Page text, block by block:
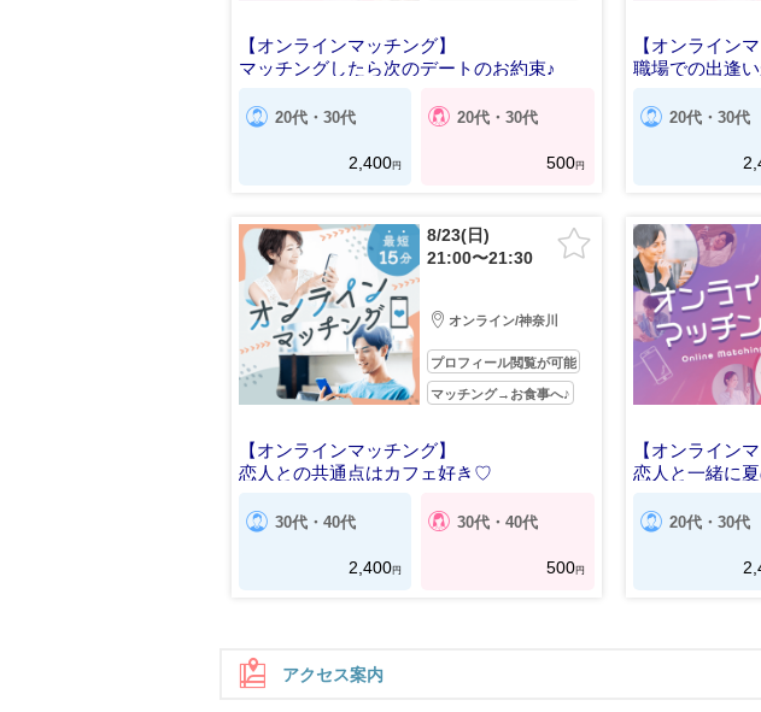
【オンラインマッチング】
マッチングしたら次のデートのお約束♪
20代・30代
2,400円
20代・30代
500円
【オンライン
職場での出逢
20代・30代
8/23(日)
21:00〜21:30
オンライン/神奈川
プロフィール閲覧が可能
マッチング→お食事へ♪
【オンラインマッチング】
恋人との共通点はカフェ好き♡
30代・40代
2,400円
30代・40代
500円
【オンライン
恋人と一緒に
20代・30代
アクセス案内